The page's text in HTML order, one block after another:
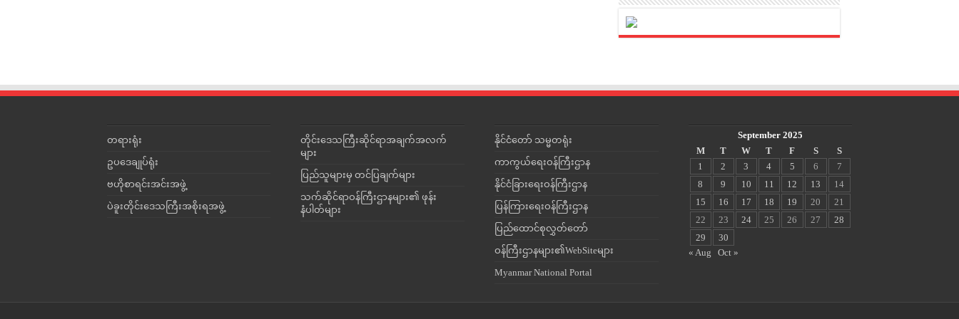
တရားရုံး
ဥပဒေချုပ်ရုံး
ဗဟိုစာရင်းအင်းအဖွဲ့
ပဲခူးတိုင်းဒေသကြီးအစိုးရအဖွဲ့
တိုင်းဒေသကြီးဆိုင်ရာအချက်အလက်
များ
ပြည်သူများမှ တင်ပြချက်များ
သက်ဆိုင်ရာဝန်ကြီးဌာနများ၏ ဖုန်း
နံပါတ်များ
နိုင်ငံတော် သမ္မတရုံး
ကာကွယ်ရေးဝန်ကြီးဌာန
နိုင်ငံခြားရေးဝန်ကြီးဌာန
ပြန်ကြားရေးဝန်ကြီးဌာန
ပြည်ထောင်စုလွှတ်တော်
ဝန်ကြီးဌာနများ၏WebSiteများ
Myanmar National Portal
September 2025
M
T W T F S
S
1
2 3 4 5 6
7
8
9 10 11 12 13
14
15
16 17 18 19 20
21
22
23 24 25 26 27
28
29
30
« Aug
Oct »